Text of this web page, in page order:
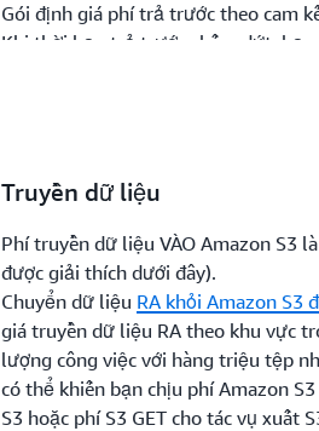
Gói định giá phí trả trước theo cam
Khi thời hạn trả trước chấm dứt,
Truyền dữ liệu
Phí truyền dữ liệu VÀO Amazon S3
được giải thích dưới đây).
Chuyển dữ liệu RA khỏi Amazon S3
giá truyền dữ liệu RA theo khu vực
lượng công việc với hàng triệu tệp
có thể khiến bạn chịu phí Amazon
S3 hoặc phí S3 GET cho tác vụ xuất